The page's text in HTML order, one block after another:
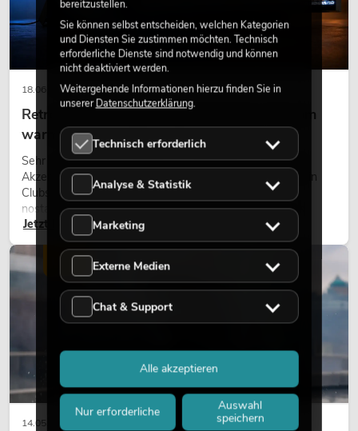
18.06.2026
Retro-Licht im modernen Lichtdesign: Warum
warmes Licht wieder wirkt
Sehr warmes Licht, sichtbare Leuchtflächen und farbige
Akzente prägen viele aktuelle Lichtdesigns auf Bühnen, in
Clubs und bei Events. Retro-Licht ist dabei kein rein
nostalgischer Effekt, sondern ein bewusst eingesetztes
Gestaltungsmittel: Es schafft Atmosphäre, gibt Szenen
Charakter und kann technische LED-Setups emotionaler
wirken lassen.
Jetzt lesen
14.05.2026
LICHT
bereitzustellen.
Sie können selbst entscheiden, welchen Kategorien
und Diensten Sie zustimmen möchten. Technisch
erforderliche Dienste sind notwendig und können
nicht deaktiviert werden.
Weitergehende Informationen hierzu finden Sie in
unsererDatenschutzerklärung.
Technisch erforderlich
Analyse & Statistik
Marketing
Externe Medien
Chat & Support
Nur erforderliche
Auswahl
speichern
Alle akzeptieren